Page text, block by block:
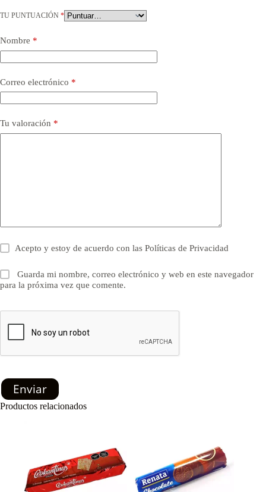
TU PUNTUACIÓN *
Nombre *
Correo electrónico *
Tu valoración *
Acepto y estoy de acuerdo con lasPolíticas de Privacidad
Guarda mi nombre, correo electrónico y web en este navegador
para la próxima vez que comente.
Enviar
Productos relacionados